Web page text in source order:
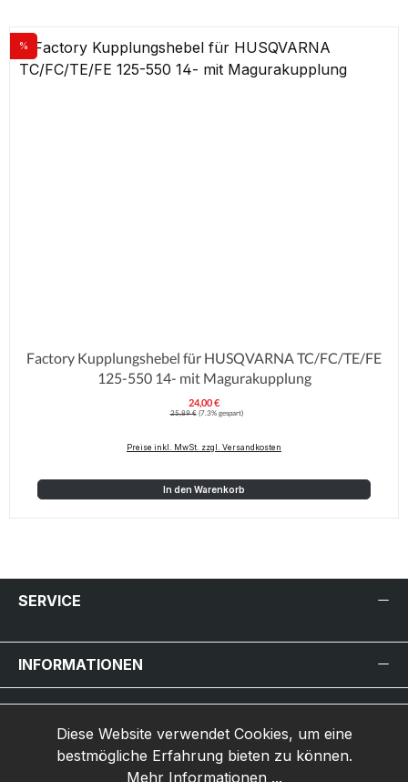
Rabatt
%
Factory Kupplungshebel für HUSQVARNA TC/FC/TE/FE
125-550 14- mit Magurakupplung
Verkaufspreis:
24,00 €
Regulärer Preis:
25,89 € (7.3% gespart)
Preise inkl. MwSt. zzgl. Versandkosten
In den Warenkorb
SERVICE
INFORMATIONEN
INHALT
MARKEN-HERSTELLER
Diese Website verwendet Cookies, um eine
bestmögliche Erfahrung bieten zu können.
Mehr Informationen ...